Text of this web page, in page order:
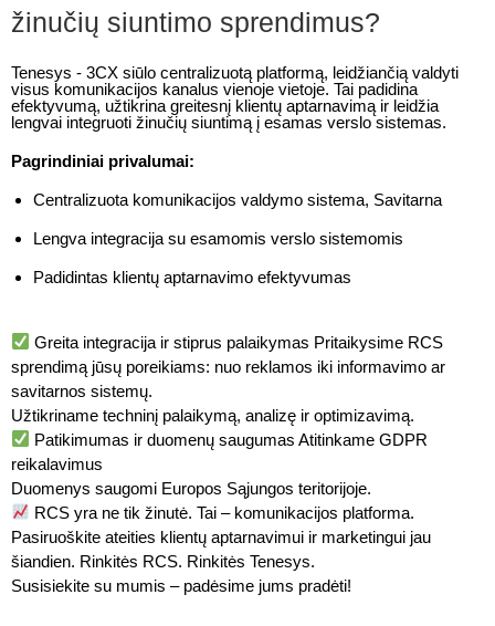
žinučių siuntimo sprendimus?
Tenesys - 3CX siūlo centralizuotą platformą, leidžiančią valdyti
visus komunikacijos kanalus vienoje vietoje. Tai padidina
efektyvumą, užtikrina greitesnį klientų aptarnavimą ir leidžia
lengvai integruoti žinučių siuntimą į esamas verslo sistemas.
Pagrindiniai privalumai:
Centralizuota komunikacijos valdymo sistema, Savitarna
Lengva integracija su esamomis verslo sistemomis
Padidintas klientų aptarnavimo efektyvumas
Greita integracija ir stiprus palaikymas Pritaikysime RCS
sprendimą jūsų poreikiams: nuo reklamos iki informavimo ar
savitarnos sistemų.
Užtikriname techninį palaikymą, analizę ir optimizavimą.
Patikimumas ir duomenų saugumas Atitinkame GDPR
reikalavimus
Duomenys saugomi Europos Sąjungos teritorijoje.
RCS yra ne tik žinutė. Tai – komunikacijos platforma.
Pasiruoškite ateities klientų aptarnavimui ir marketingui jau
šiandien. Rinkitės RCS. Rinkitės Tenesys.
Susisiekite su mumis – padėsime jums pradėti!